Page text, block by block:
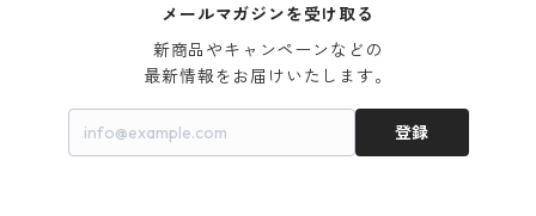
メールマガジンを受け取る
新商品やキャンペーンなどの
最新情報をお届けいたします。
登録